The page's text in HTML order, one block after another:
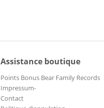
Assistance boutique
Points Bonus Bear Family Records
Impressum-
Contact